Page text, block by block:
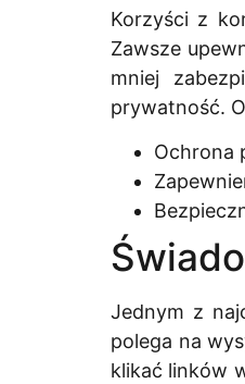
Korzyści z
Zawsze
mniej
prywatność.
Ochrona
Jednym z
polega na
klikać linków